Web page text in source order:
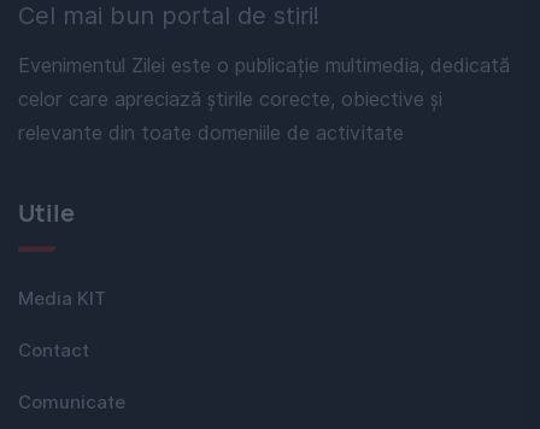
Cel mai bun portal de stiri!
Evenimentul Zilei este o publicație multimedia, dedicată
celor care apreciază știrile corecte, obiective și
relevante din toate domeniile de activitate
Utile
Media KIT
Contact
Comunicate